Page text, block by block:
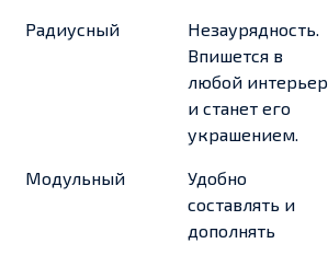
Радиусный
Незаурядность.
Впишется в
любой интерьер
и станет его
украшением.
Модульный
Удобно
составлять и
дополнять